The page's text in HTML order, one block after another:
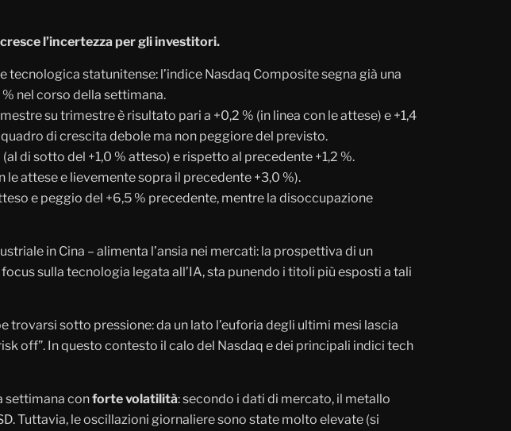
l’incertezza per gli investitori.
statunitense: l’indice Nasdaq Composite segna già una
nel corso della settimana.
su trimestre è risultato pari a +0,2 % (in linea con le attese) e +1,4
di crescita debole ma non peggiore del previsto.
di sotto del +1,0 % atteso) e rispetto al precedente +1,2 %.
le attese e lievemente sopra il precedente +3,0 %).
e peggio del +6,5 % precedente, mentre la disoccupazione
in Cina – alimenta l’ansia nei mercati: la prospettiva di un
sulla tecnologia legata all’IA, sta punendo i titoli più esposti a tali
sotto pressione: da un lato l’euforia degli ultimi mesi lascia
off”. In questo contesto il calo del Nasdaq e dei principali indici tech
settimana conforte volatilità: secondo i dati di mercato, il metallo
Tuttavia, le oscillazioni giornaliere sono state molto elevate (si